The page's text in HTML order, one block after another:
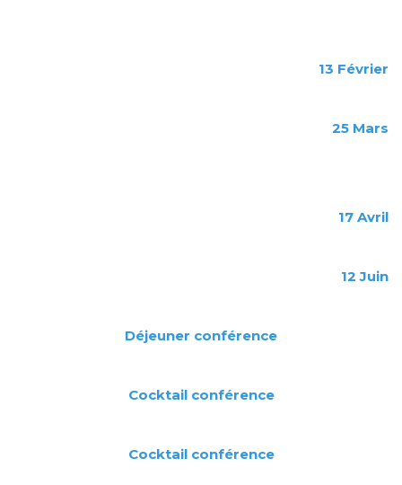
13 Février
25 Mars
17 Avril
12 Juin
Déjeuner conférence
Cocktail conférence
Cocktail conférence